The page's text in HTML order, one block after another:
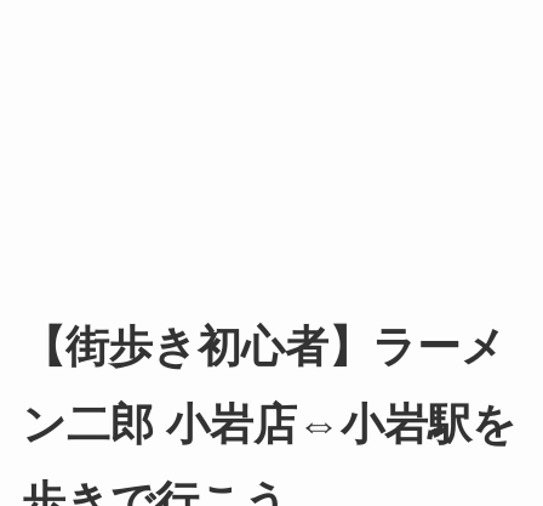
【街歩き初心者】ラーメ
ン二郎 小岩店⇔小岩駅を